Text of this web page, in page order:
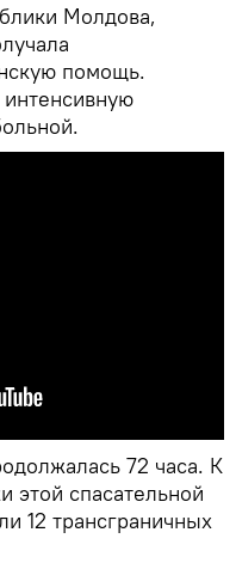
Молдова,
помощь.
72 часа. К
этой спасательной
12 трансграничных